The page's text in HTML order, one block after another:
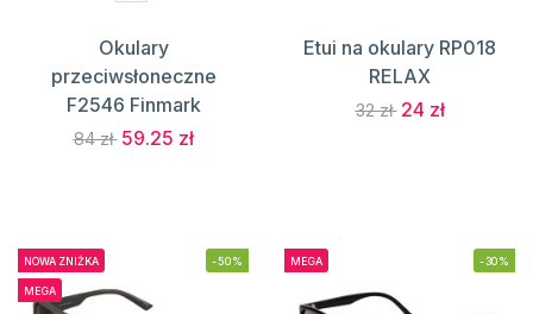
Okulary
przeciwsłoneczne
F2546 Finmark
84 zł 59.25 zł
Etui na okulary RP018
RELAX
32 zł 24 zł
NOWA ZNIŻKA
MEGA
-50% MEGA -30%